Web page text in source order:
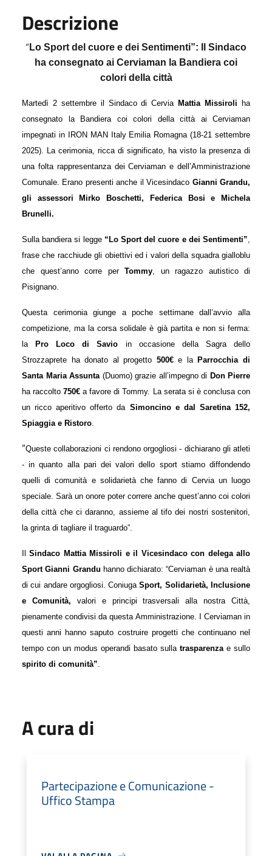
Descrizione
“ Lo Sport del cuore e dei Sentimenti”: Il Sindaco
ha consegnato ai Cerviaman la Bandiera coi
colori della città
Martedì 2 settembre il Sindaco di CerviaMattia Missiroli ha
consegnato la Bandiera coi colori della città ai Cerviaman
impegnati in IRON MAN Italy Emilia Romagna (18-21 settembre
2025). La cerimonia, ricca di significato, ha visto la presenza di
una folta rappresentanza dei Cerviaman e dell’Amministrazione
Comunale. Erano presenti anche il Vicesindaco Gianni Grandu,
gli assessori Mirko Boschetti, Federica Bosi e Michela
Brunelli.
Sulla bandiera si legge “Lo Sport del cuore e dei Sentimenti”
frase che racchiude gli obiettivi ed i valori della squadra gialloblu
che quest’anno corre per Tommy , un ragazzo autistico di
Pisignano.
Questa cerimonia giunge a poche settimane dall’avvio alla
competizione, ma la corsa solidale è già partita e non si ferma:
laPro Loco di Savio in occasione della Sagra dello
Strozzaprete ha donato al progetto 500€e laParrocchia di
Santa Maria Assunta (Duomo) grazie all’impegno di Don Pierre
ha raccolto 750€a favore di Tommy. La serata si è conclusa con
un ricco aperitivo offerto da Simoncino e dal Saretina 152,
Spiaggia e Ristoro
“Queste collaborazioni ci rendono orgogliosi - dichiarano gli atleti
- in quanto alla pari dei valori dello sport stiamo diffondendo
quelli di comunità e solidarietà che fanno di Cervia un luogo
speciale. Sarà un onore poter correre anche quest’anno coi colori
della città che ci daranno, assieme al tifo dei nostri sostenitori,
la grinta di tagliare il traguardo”.
Il Sindaco Mattia Missiroli eil Vicesindacocon delega allo
Sport Gianni Grandu hanno dichiarato:“Cerviaman è una realtà
di cui andare orgogliosi. ConiugaSport, Solidarietà, Inclusione
e Comunità, valori e principi trasversali alla nostra Città
pienamente condivisi da questa Amministrazione. I Cerviaman in
questi anni hanno saputo costruire progetti che continuano nel
tempo con un modus operandi basato sulla trasparenza e sullo
spirito di comunità”
A cura di
Partecipazione e Comunicazione -
Uffico Stampa